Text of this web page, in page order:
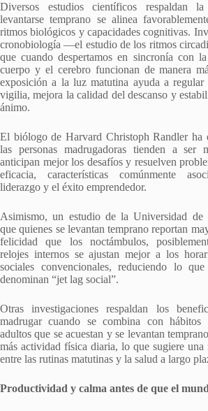
Diversos estudios científicos respaldan
levantarse temprano se alinea
ritmos biológicos y capacidades cognitivas.
cronobiología —el estudio de los ritmos
que cuando despertamos en sincronía con
cuerpo y el cerebro funcionan de manera
exposición a la luz matutina ayuda a
vigilia, mejora la calidad del descanso y
ánimo.
El biólogo de Harvard Christoph Randler ha
las personas madrugadoras tienden a ser
anticipan mejor los desafíos y resuelven
eficacia, características comúnmente
liderazgo y el éxito emprendedor.
Asimismo, un estudio de la Universidad de
que quienes se levantan temprano reportan
felicidad que los noctámbulos,
relojes internos se ajustan mejor a los
sociales convencionales, reduciendo lo
denominan “jet lag social”.
Otras investigaciones respaldan los
madrugar cuando se combina con hábitos
adultos que se acuestan y se levantan
más actividad física diaria, lo que sugiere una
entre las rutinas matutinas y la salud a largo
Productividad y calma antes de que el